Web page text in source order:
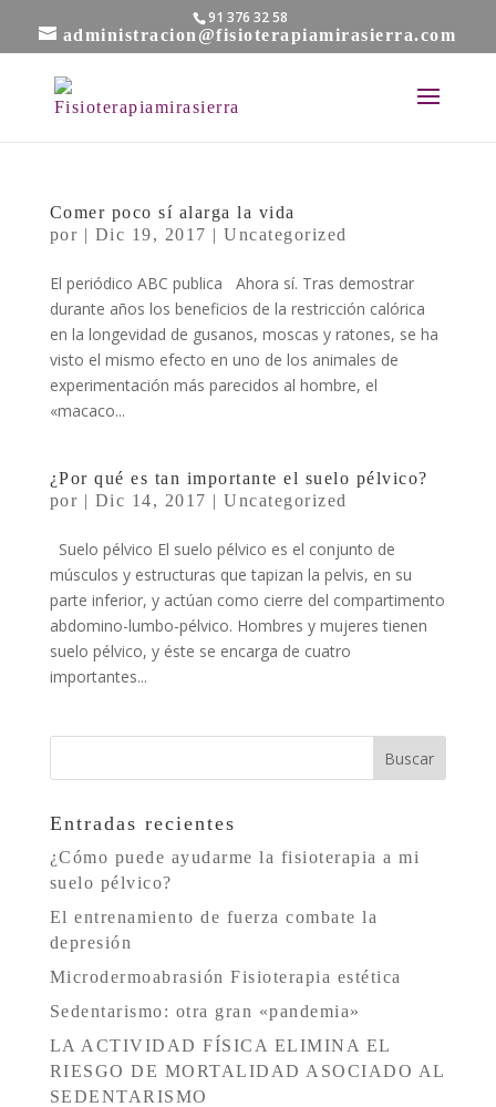
91 376 32 58
administracion@fisioterapiamirasierra.com
Comer poco sí alarga la vida
por | Dic 19, 2017 |Uncategorized
El periódico ABC publica Ahora sí. Tras demostrar
durante años los beneficios de la restricción calórica
en la longevidad de gusanos, moscas y ratones, se ha
visto el mismo efecto en uno de los animales de
experimentación más parecidos al hombre, el
«macaco...
¿Por qué es tan importante el suelo pélvico?
por | Dic 14, 2017 |Uncategorized
Suelo pélvico El suelo pélvico es el conjunto de
músculos y estructuras que tapizan la pelvis, en su
parte inferior, y actúan como cierre del compartimento
abdomino-lumbo-pélvico. Hombres y mujeres tienen
suelo pélvico, y éste se encarga de cuatro
importantes...
Entradas recientes
¿Cómo puede ayudarme la fisioterapia a mi
suelo pélvico?
El entrenamiento de fuerza combate la
depresión
Microdermoabrasión Fisioterapia estética
Sedentarismo: otra gran «pandemia»
LA ACTIVIDAD FÍSICA ELIMINA EL
RIESGO DE MORTALIDAD ASOCIADO AL
SEDENTARISMO